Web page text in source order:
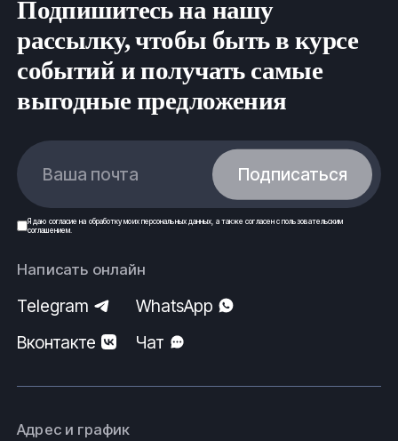
Подпишитесь на нашу
рассылку, чтобы быть в курсе
событий и получать самые
выгодные предложения
Ваша почта Подписаться
Я даю согласие на обработку моих персональных данных , а также согласен спользовательским
соглашением.
Написать онлайн
Telegram
WhatsApp
Вконтакте
Чат
Адрес и график